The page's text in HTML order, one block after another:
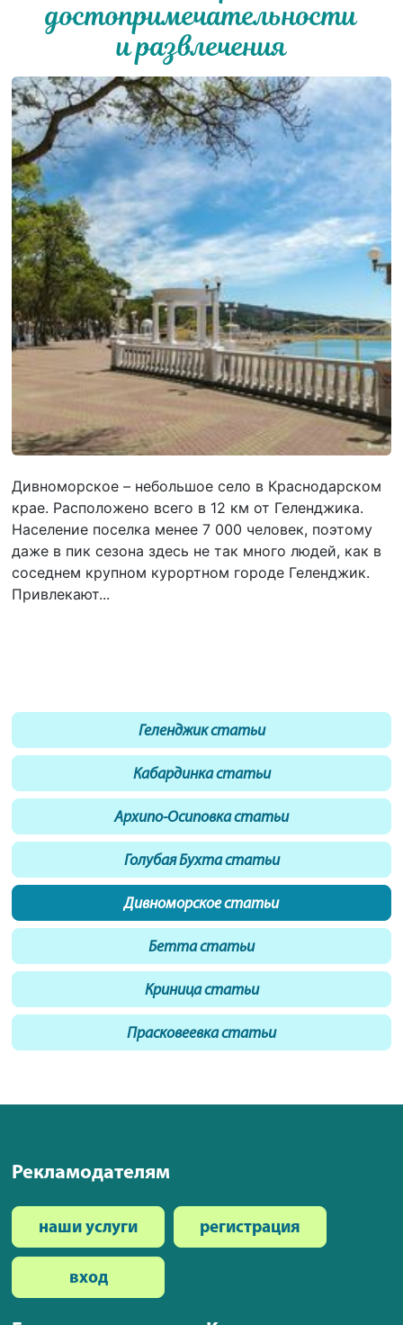
достопримечательности
и развлечения
Дивноморское – небольшое село в Краснодарском
крае. Расположено всего в 12 км от Геленджика.
Население поселка менее 7 000 человек, поэтому
даже в пик сезона здесь не так много людей, как в
соседнем крупном курортном городе Геленджик.
Привлекают...
Геленджик статьи
Кабардинка статьи
Архипо-Осиповка статьи
Голубая Бухта статьи
Дивноморское статьи
Бетта статьи
Криница статьи
Прасковеевка статьи
Рекламодателям
наши услуги регистрация
вход